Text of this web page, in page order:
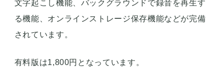
文字起こし機能、バックグラウンドで録音を再生す
る機能、オンラインストレージ保存機能などが完備
されています。
有料版は1,800円となっています。